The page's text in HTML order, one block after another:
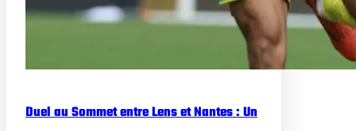
Duel au Sommet entre Lens et Nantes : Un